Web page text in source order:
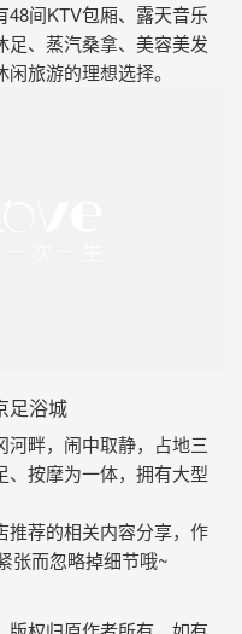
间KTV包厢、露天音乐
足、蒸汽桑拿、美容美发
旅游的理想选择。
足浴城
河畔，闹中取静，占地三
、按摩为一体，拥有大型
推荐的相关内容分享，作
张而忽略掉细节哦~